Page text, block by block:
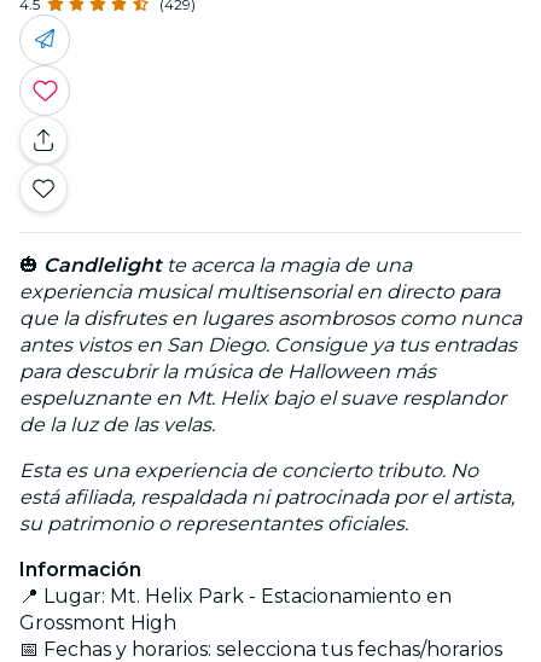
4.5 (429)
🎃 Candlelightte acerca la magia de una
experiencia musical multisensorial en directo para
que la disfrutes en lugares asombrosos como nunca
antes vistos en San Diego. Consigue ya tus entradas
para descubrir la música de Halloween más
espeluznante en Mt. Helix bajo el suave resplandor
de la luz de las velas.
Esta es una experiencia de concierto tributo. No
está afiliada, respaldada ni patrocinada por el artista,
su patrimonio o representantes oficiales.
Información
📍 Lugar: Mt. Helix Park - Estacionamiento en
Grossmont High
📅 Fechas y horarios: selecciona tus fechas/horarios